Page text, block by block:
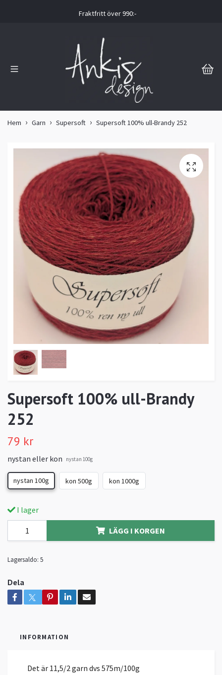
Fraktfritt över 990:-
Hem Garn Supersoft Supersoft 100% ull-Brandy 252
Supersoft 100% ull-Brandy
252
79 kr
nystan eller kon nystan 100g
nystan 100g kon 500g kon 1000g
I lager
LÄGG I KORGEN
Lagersaldo: 5
Dela
INFORMATION
Det är 11,5/2 garn dvs 575m/100g